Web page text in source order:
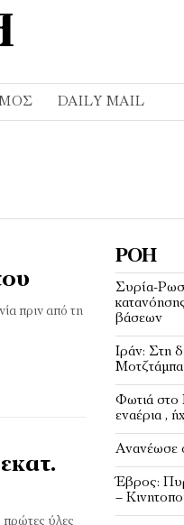
DAILY MAIL
πριν από τη
πρώτες ύλες
ΡΟΉ
Συρία-
βάσεων
Ιράν: Στη
Φωτιά στο
εναέρια ,
Ανανέωσε
Έβρος:
–